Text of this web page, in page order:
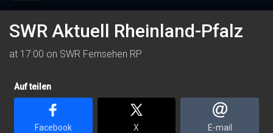
SWR Aktuell Rheinland-Pfalz
at 17:00 on SWR Fernsehen RP
Auf teilen
Facebook X E-mail